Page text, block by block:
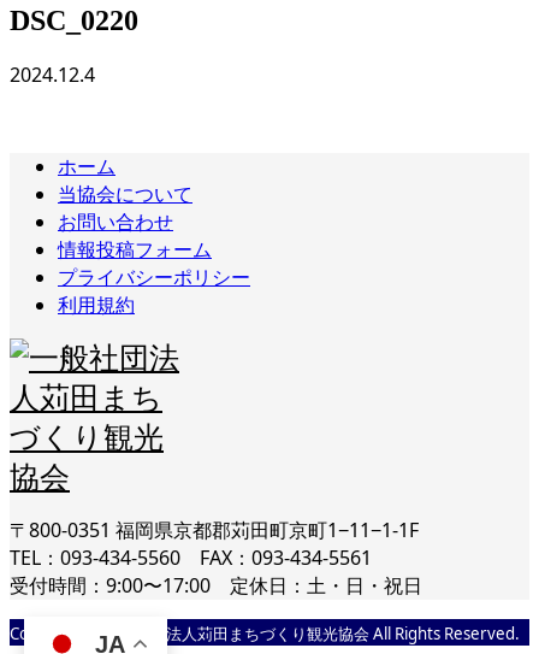
DSC_0220
2024.12.4
ホーム
当協会について
お問い合わせ
情報投稿フォーム
プライバシーポリシー
利用規約
〒800-0351 福岡県京都郡苅田町京町1−11−1-1F
TEL：093-434-5560 FAX：093-434-5561
受付時間：9:00〜17:00 定休日：土・日・祝日
Copyright © 一般社団法人苅田まちづくり観光協会 All Rights Reserved.
JA